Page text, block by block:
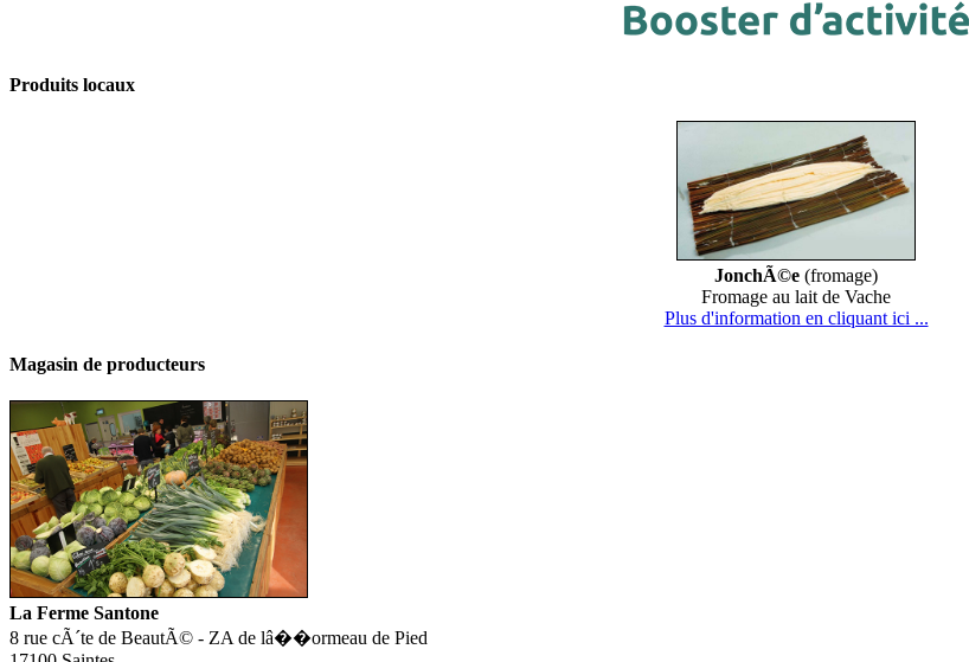
Produits locaux
JonchÃ©e (fromage)
Fromage au lait de Vache
Plus d'information en cliquant ici ...
Magasin de producteurs
La Ferme Santone
8 rue cÃ´te de BeautÃ© - ZA de lâ��ormeau de Pied